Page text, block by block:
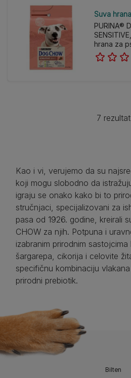
Suva hrana
PURINA®
hrana za
7 rezultat
Kao i vi, verujemo da su
koji mogu slobodno da
igraju se onako kako bi to
stručnjaci, specijalizovani za
pasa od 1926. godine, kreirali
CHOW za njih. Potpuna i
izabranim prirodnim
šargarepa, cikorija i celovite
specifičnu kombinaciju
prirodni prebiotik.
Bilten​